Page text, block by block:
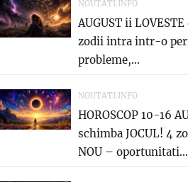
NOUTATI.INFO
AUGUST ii
zodii intra intr-o
probleme,...
NOUTATI.INFO
HOROSCOP 10-16
schimba JOCUL! 4
NOU – oportunitati...